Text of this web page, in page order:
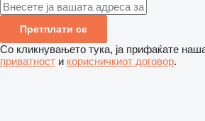
Претплати се
Со кликнувањето тука, ја прифаќате
приватност и корисничкиот договор.